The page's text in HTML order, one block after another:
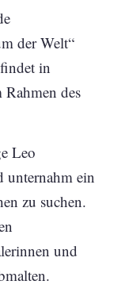
der Welt“
in
des
Leo
ein
zu suchen.
und